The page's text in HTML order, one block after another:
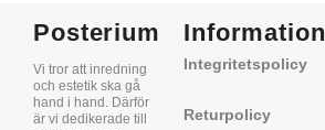
Posterium
Vi tror att inredning
och estetik ska gå
hand i hand. Därför
är vi dedikerade till
Information
Integritetspolicy
Returpolicy